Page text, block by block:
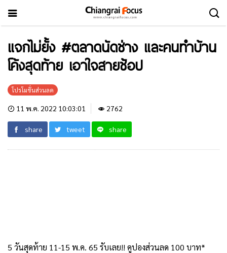
แจกไม่ยั้ง #ตลาดนัดช่าง และคนทำบ้าน
โค้งสุดท้าย เอาใจสายช้อป
โปรโมชั่นส่วนลด
11 พ.ค. 2022 10:03:01 2762
share tweet share
5 วันสุดท้าย 11-15 พ.ค. 65 รับเลย!! คูปองส่วนลด 100 บาท*